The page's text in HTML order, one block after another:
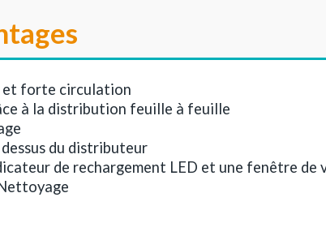
et forte circulation
à la distribution feuille à feuille
du distributeur
de rechargement LED et une fenêtre de